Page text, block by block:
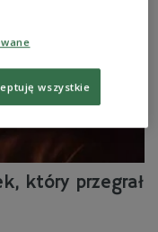
który przegrał
wszystkie